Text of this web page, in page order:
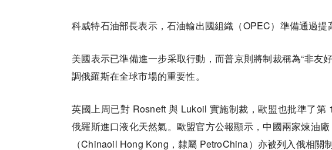
科威特石油部長表示，石油輸出國組織（OPEC）準備通過提
美國表示已準備進一步采取行動，而普京則將制裁稱為“非友
調俄羅斯在全球市場的重要性。
英國上周已對 Rosneft 與 Lukoil 實施制裁，歐盟也批準了
俄羅斯進口液化天然氣。歐盟官方公報顯示，中國兩家煉油
（Chinaoil Hong Kong，隸屬 PetroChina）亦被列入俄相關制